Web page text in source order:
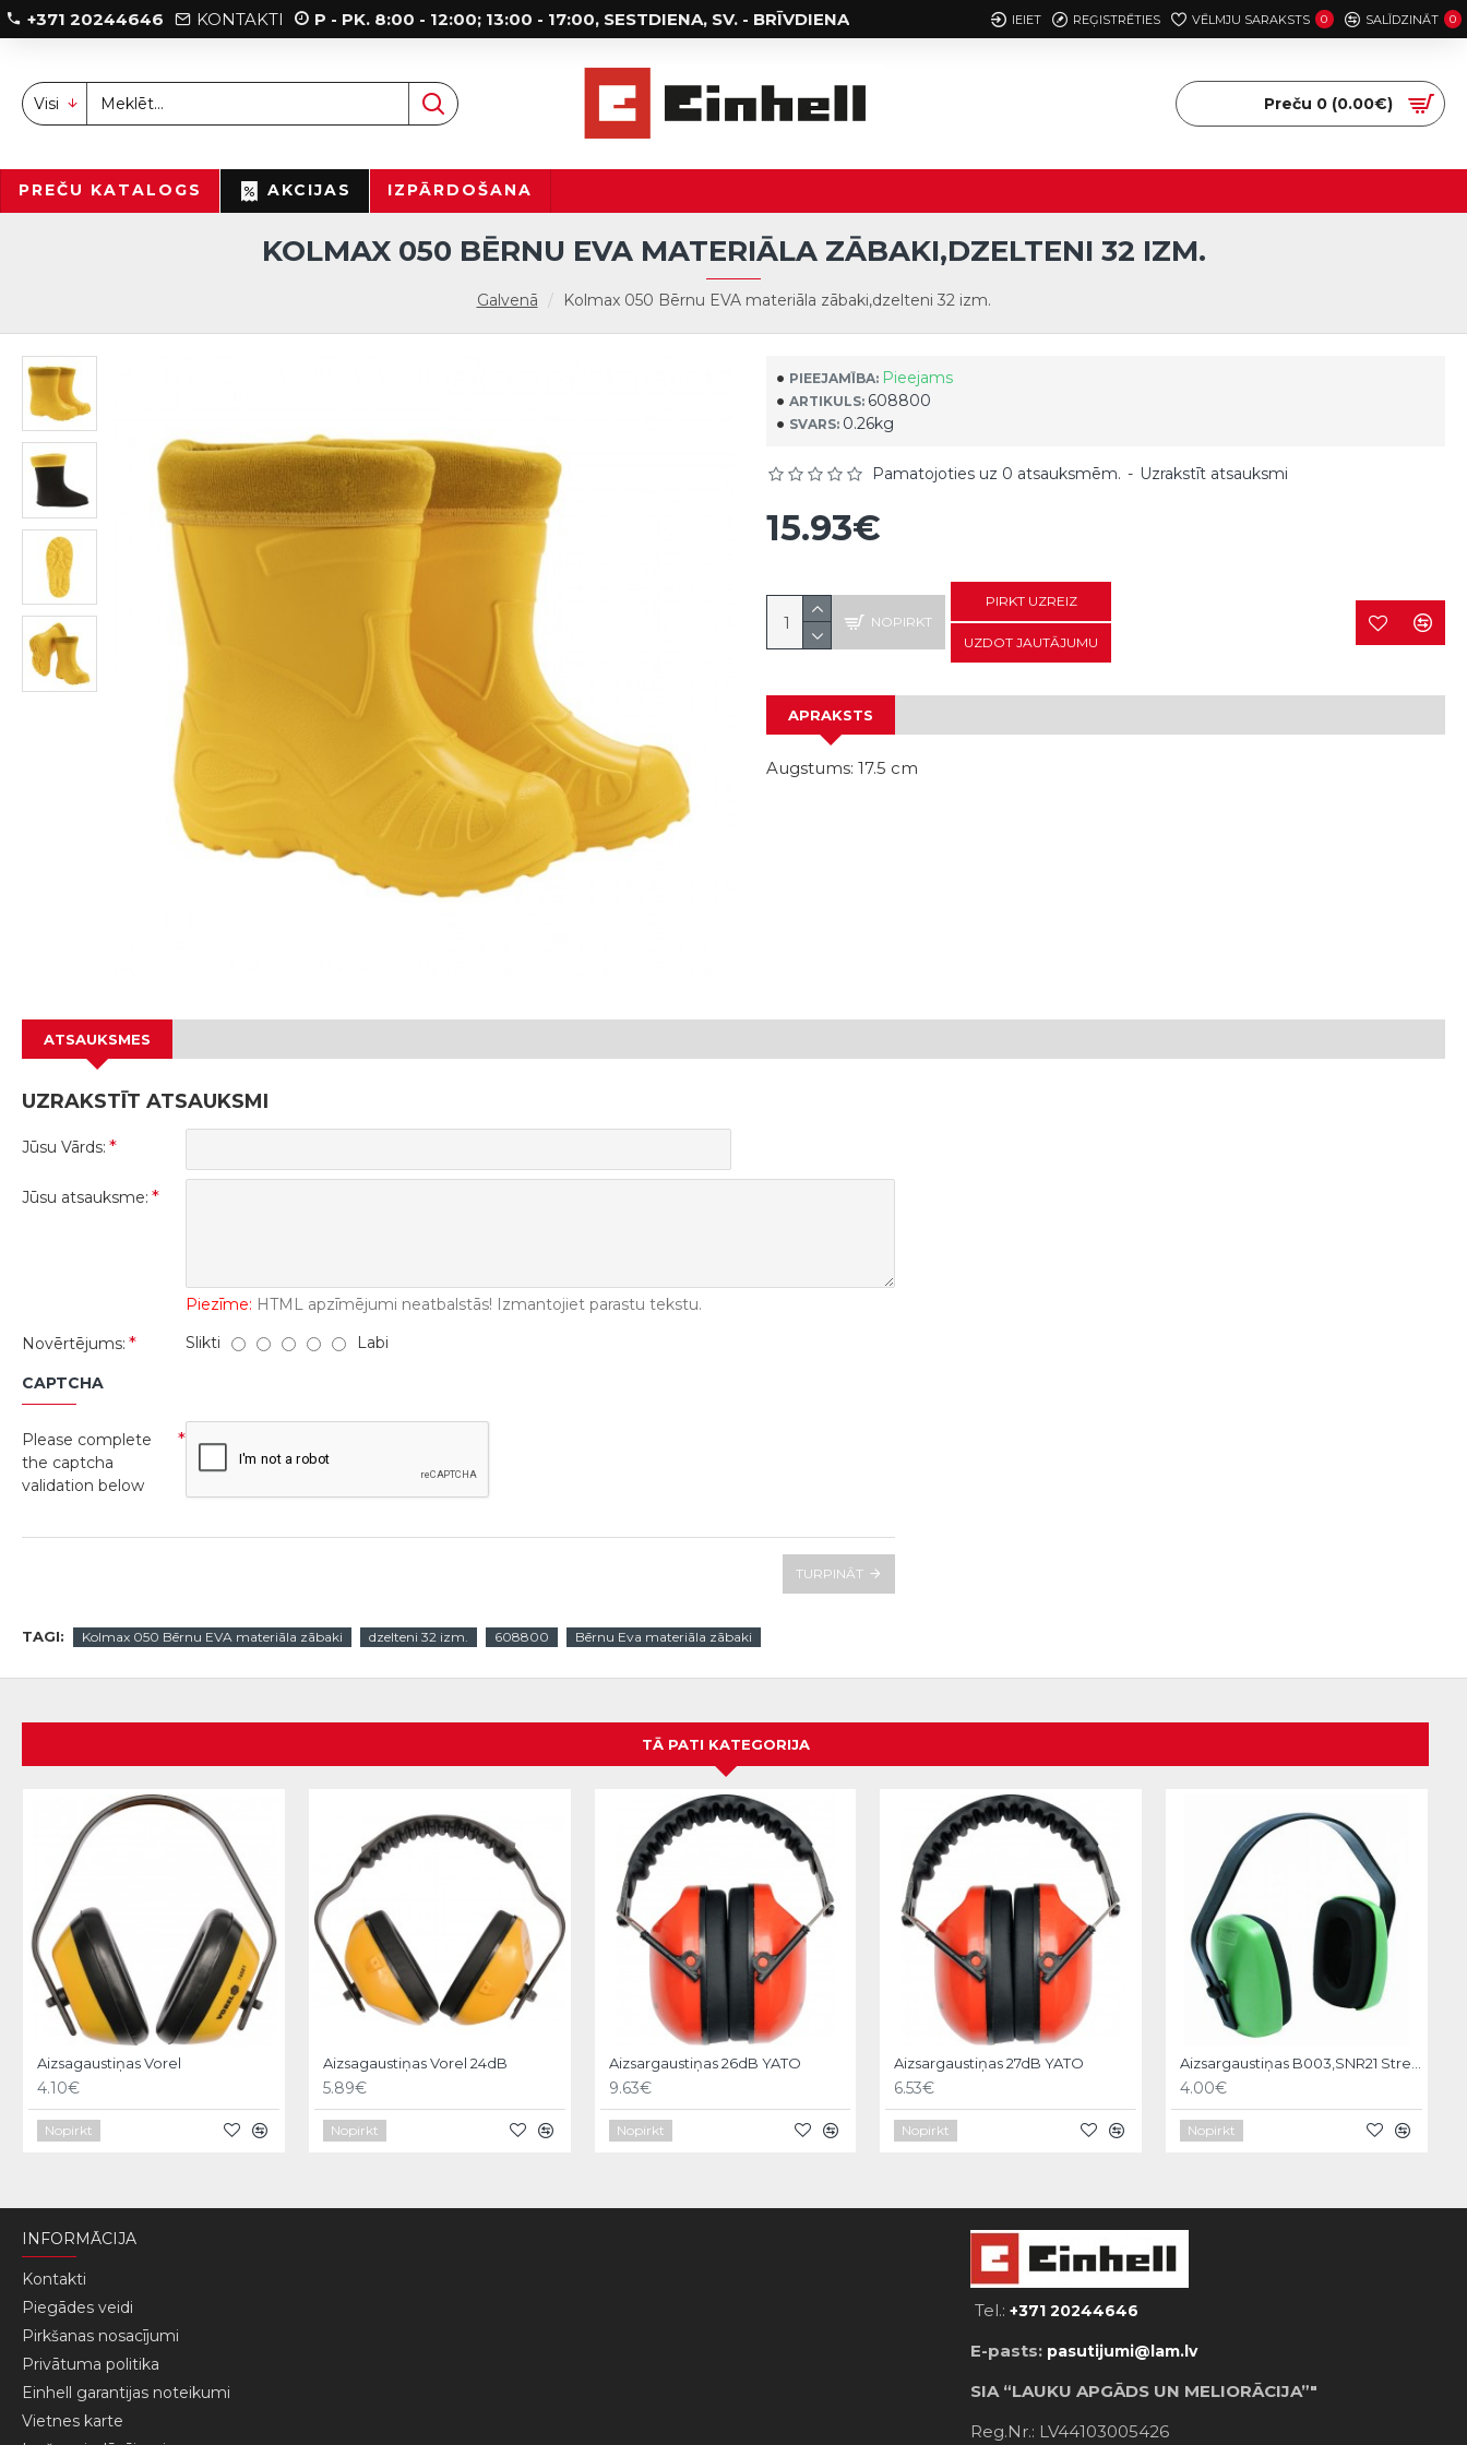
+371 20244646 KONTAKTI P - PK. 8:00 - 12:00; 13:00 - 17:00, SESTDIENA, SV. - BRĪVDIENA IEIET REĢISTRĒTIES VĒLMJU SARAKSTS 0 SALĪDZINĀT 0
Visi Preču 0 (0.00€)
PREČU KATALOGS AKCIJAS IZPĀRDOŠANA
Galvenā Kolmax 050 Bērnu EVA materiāla zābaki,dzelteni 32 izm.
KOLMAX 050 BĒRNU EVA MATERIĀLA ZĀBAKI,DZELTENI 32 IZM.
PIEEJAMĪBA: Pieejams
ARTIKULS: 608800
SVARS: 0.26kg
Pamatojoties uz 0 atsauksmēm. - Uzrakstīt atsauksmi
15.93€
NOPIRKT
PIRKT UZREIZ
UZDOT JAUTĀJUMU
APRAKSTS
Augstums: 17.5 cm
ATSAUKSMES
UZRAKSTĪT ATSAUKSMI
Jūsu Vārds:
Jūsu atsauksme:
Piezīme: HTML apzīmējumi neatbalstās! Izmantojiet parastu tekstu.
Novērtējums:
Slikti Labi
CAPTCHA
Please complete
the captcha
validation below
TURPINĀT
TAGI: Kolmax 050 Bērnu EVA materiāla zābaki dzelteni 32 izm. 608800 Bērnu Eva materiāla zābaki
TĀ PATI KATEGORIJA
Aizsagaustiņas Vorel
4.10€
Nopirkt
Aizsagaustiņas Vorel 24dB
5.89€
Nopirkt
Aizsargaustiņas 26dB YATO
9.63€
Nopirkt
Aizsargaustiņas 27dB YATO
6.53€
Nopirkt
4.00€
Nopirkt
INFORMĀCIJA
Kontakti
Piegādes veidi
Pirkšanas nosacījumi
Privātuma politika
Einhell garantijas noteikumi
Vietnes karte
Tel.:+371 20244646
E-pasts: pasutijumi@lam.lv
SIA “LAUKU APGĀDS UN MELIORĀCIJA”"
Reg.Nr.: LV44103005426